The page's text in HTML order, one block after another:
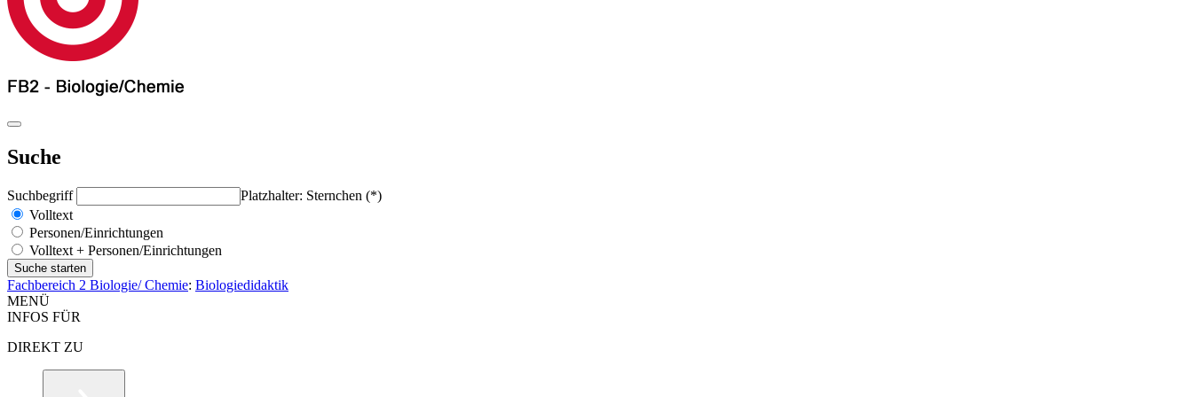
Suche
Suchbegriff
Platzhalter: Sternchen (*)
Volltext
Personen/Einrichtungen
Volltext + Personen/Einrichtungen
Fachbereich 2 Biologie/ Chemie: Biologiedidaktik
MENÜ
INFOS FÜR
DIREKT ZU